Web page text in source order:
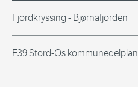
Fjordkryssing - Bjørnafjorden
E39 Stord-Os kommunedelplan